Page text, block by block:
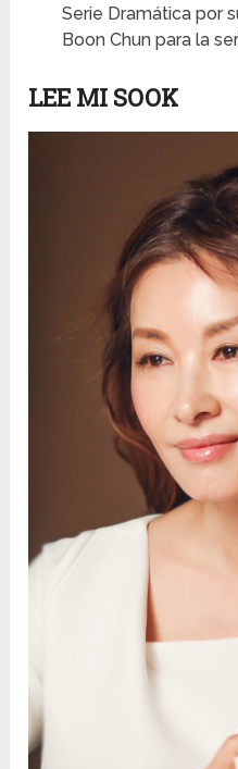
Serie Dramática por
Boon Chun para la
LEE MI SOOK